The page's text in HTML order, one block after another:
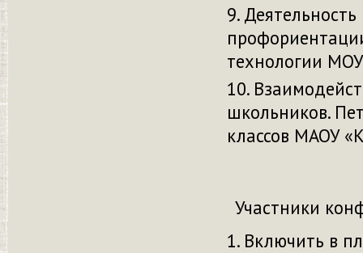
технологии
школьников.
классов МАОУ
Участники
Включить в